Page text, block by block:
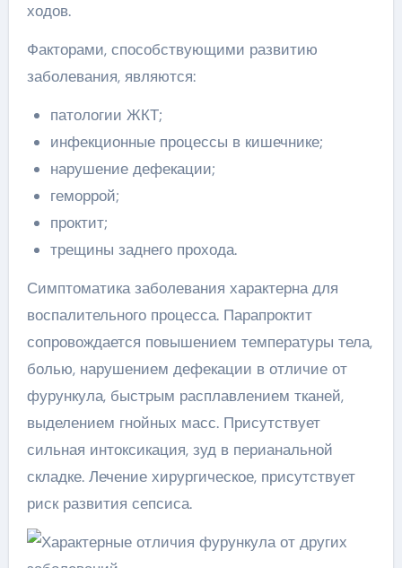
ходов.
Факторами, способствующими развитию
заболевания, являются:
патологии ЖКТ;
инфекционные процессы в кишечнике;
нарушение дефекации;
геморрой;
проктит;
трещины заднего прохода.
Симптоматика заболевания характерна для
воспалительного процесса. Парапроктит
сопровождается повышением температуры тела,
болью, нарушением дефекации в отличие от
фурункула, быстрым расплавлением тканей,
выделением гнойных масс. Присутствует
сильная интоксикация, зуд в перианальной
складке. Лечение хирургическое, присутствует
риск развития сепсиса.